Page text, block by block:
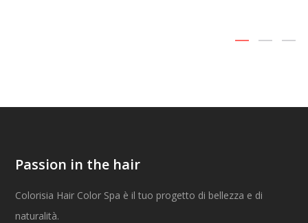
Passion in the hair
Colorisia Hair Color Spa è il tuo progetto di bellezza e di
naturalità.